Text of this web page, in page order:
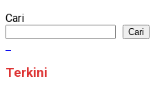
Cari
Cari
Terkini